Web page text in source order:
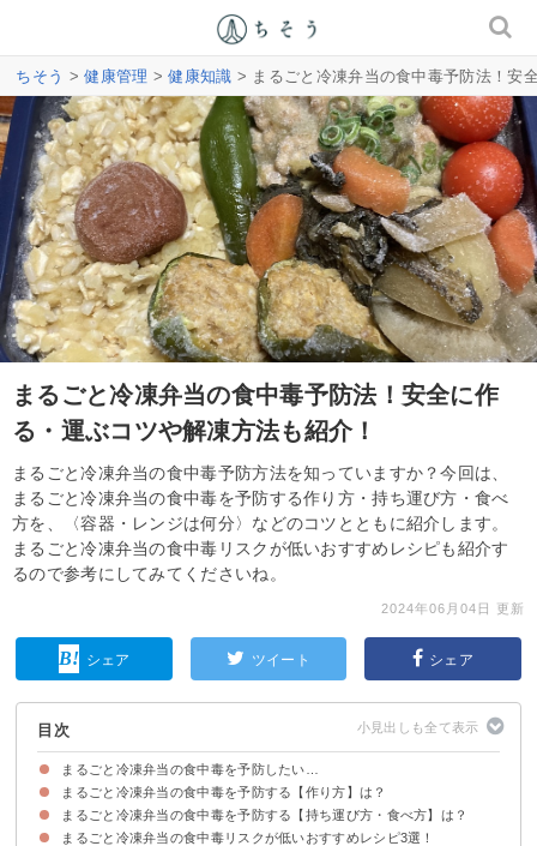
ちそう >健康管理 >健康知識 > まるごと冷凍弁当の食中毒予防法！安
まるごと冷凍弁当の食中毒予防法！安全に作
る・運ぶコツや解凍方法も紹介！
まるごと冷凍弁当の食中毒予防方法を知っていますか？今回は、
まるごと冷凍弁当の食中毒を予防する作り方・持ち運び方・食べ
方を、〈容器・レンジは何分〉などのコツとともに紹介します。
まるごと冷凍弁当の食中毒リスクが低いおすすめレシピも紹介す
るので参考にしてみてくださいね。
2024年06月04日 更新
シェア ツイート シェア
目次
まるごと冷凍弁当の食中毒を予防したい…
まるごと冷凍弁当の食中毒を予防する【作り方】は？
コツ①電子レンジ対応容器を使う
コツ②よく乾燥させた弁当箱と清潔な手袋・調理器具を使う
コツ③ご飯や食品はよく冷ましてから均一に詰める
コツ④食中毒リスクが低いおかずを入れる
コツ⑤水分が多いおかずは避ける
まるごと冷凍弁当の食中毒を予防する【持ち運び方・食べ方】は？
コツ①保冷剤や抗菌シートと一緒に保冷バッグに入れる
コツ②食べる直前に電子レンジで加熱してから食べる
コツ③解凍後に持ち運ぶ場合は水滴をしっかり取り除く
まるごと冷凍弁当の食中毒リスクが低いおすすめレシピ3選！